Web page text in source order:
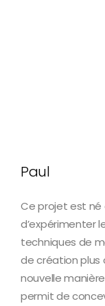
Paul
Ce projet est né
d’expérimenter
techniques de
de création plus
nouvelle
permit de